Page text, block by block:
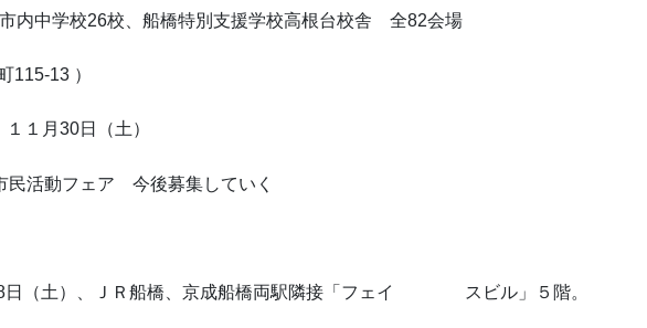
内中学校26校、船橋特別支援学校高根台校舎 全82会場
115-13 ）
１月30日（土）
民活動フェア 今後募集していく
日（土）、ＪＲ船橋、京成船橋両駅隣接「フェイ スビル」５階。